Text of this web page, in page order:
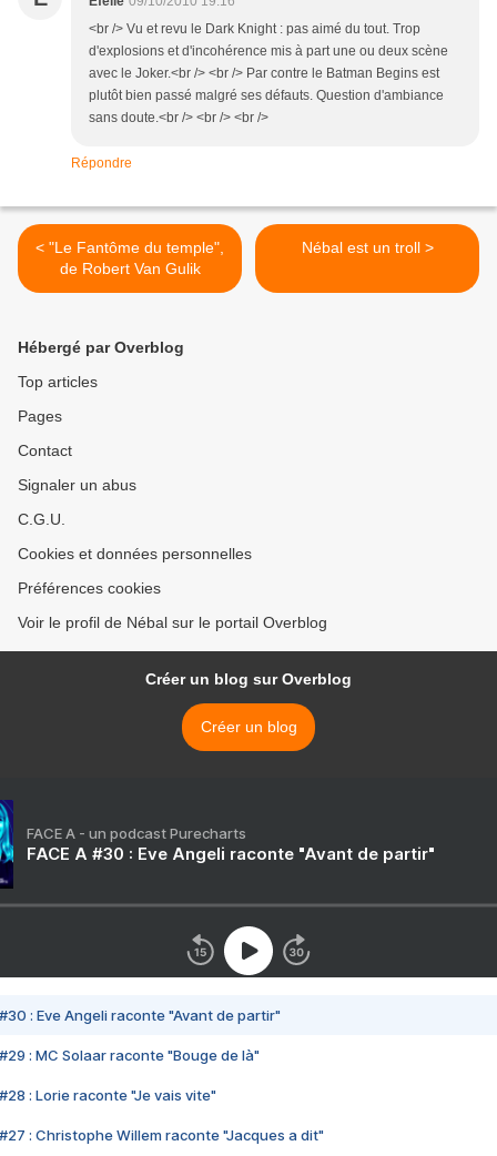
<br /> Vu et revu le Dark Knight : pas aimé du tout. Trop
d'explosions et d'incohérence mis à part une ou deux scène
avec le Joker.<br /> <br /> Par contre le Batman Begins est
plutôt bien passé malgré ses défauts. Question d'ambiance
sans doute.<br /> <br /> <br />
Répondre
< "Le Fantôme du temple",
de Robert Van Gulik
Nébal est un troll >
Hébergé par Overblog
Top articles
Pages
Contact
Signaler un abus
C.G.U.
Cookies et données personnelles
Préférences cookies
Voir le profil de Nébal sur le portail Overblog
Créer un blog sur Overblog
Créer un blog
FACE A - un podcast Purecharts
FACE A #30 : Eve Angeli raconte "Avant de partir"
#30 : Eve Angeli raconte "Avant de partir"
#29 : MC Solaar raconte "Bouge de là"
#28 : Lorie raconte "Je vais vite"
#27 : Christophe Willem raconte "Jacques a dit"